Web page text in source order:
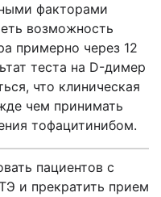
факторами
возможность
примерно через 12
теста на D-димер
что клиническая
чем принимать
тофацитинибом.
пациентов с
и прекратить прием